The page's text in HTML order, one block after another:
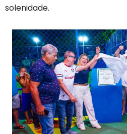
solenidade.